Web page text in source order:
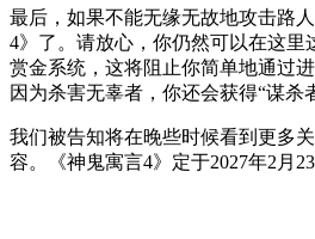
最后，如果不能无缘无故地攻击路
4》了。请放心，你仍然可以在这里
赏金系统，这将阻止你简单地通过
因为杀害无辜者，你还会获得“谋杀
我们被告知将在晚些时候看到更多
容。《神鬼寓言4》定于2027年2月23